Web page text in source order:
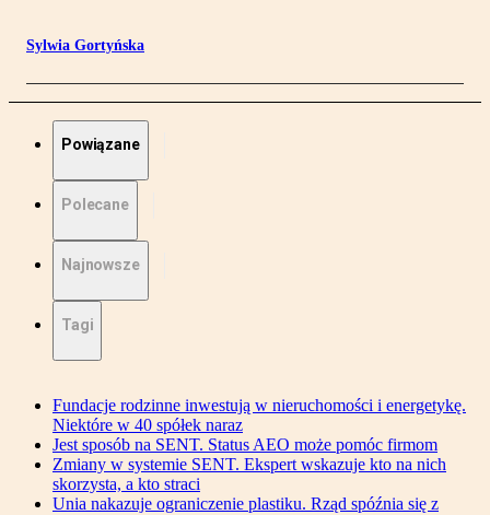
Sylwia Gortyńska
Powiązane
Polecane
Najnowsze
Tagi
Fundacje rodzinne inwestują w nieruchomości i energetykę.
Niektóre w 40 spółek naraz
Jest sposób na SENT. Status AEO może pomóc firmom
Zmiany w systemie SENT. Ekspert wskazuje kto na nich
skorzysta, a kto straci
Unia nakazuje ograniczenie plastiku. Rząd spóźnia się z